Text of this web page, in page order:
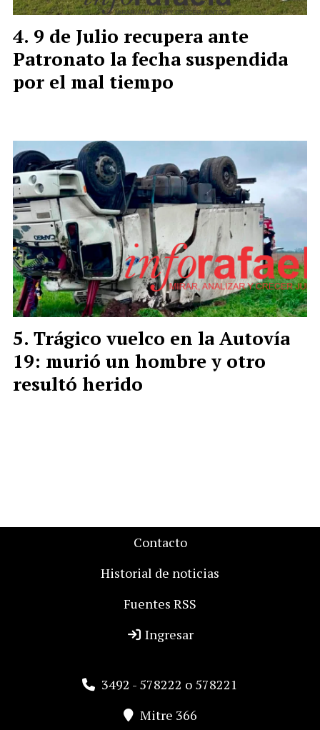
9 de Julio recupera ante
Patronato la fecha suspendida
por el mal tiempo
Trágico vuelco en la Autovía
19: murió un hombre y otro
resultó herido
Contacto
Historial de noticias
Fuentes RSS
Ingresar
3492 - 578222 o 578221
Mitre 366